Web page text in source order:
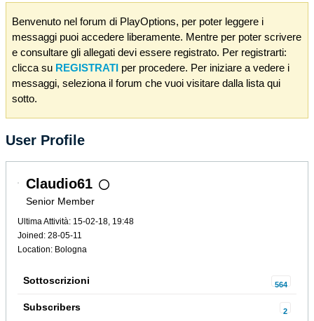
Benvenuto nel forum di PlayOptions, per poter leggere i
messaggi puoi accedere liberamente. Mentre per poter scrivere
e consultare gli allegati devi essere registrato. Per registrarti:
clicca su REGISTRATI per procedere. Per iniziare a vedere i
messaggi, seleziona il forum che vuoi visitare dalla lista qui
sotto.
User Profile
Claudio61
Senior Member
Ultima Attività: 15-02-18, 19:48
Joined: 28-05-11
Location: Bologna
Sottoscrizioni 564
Subscribers 2